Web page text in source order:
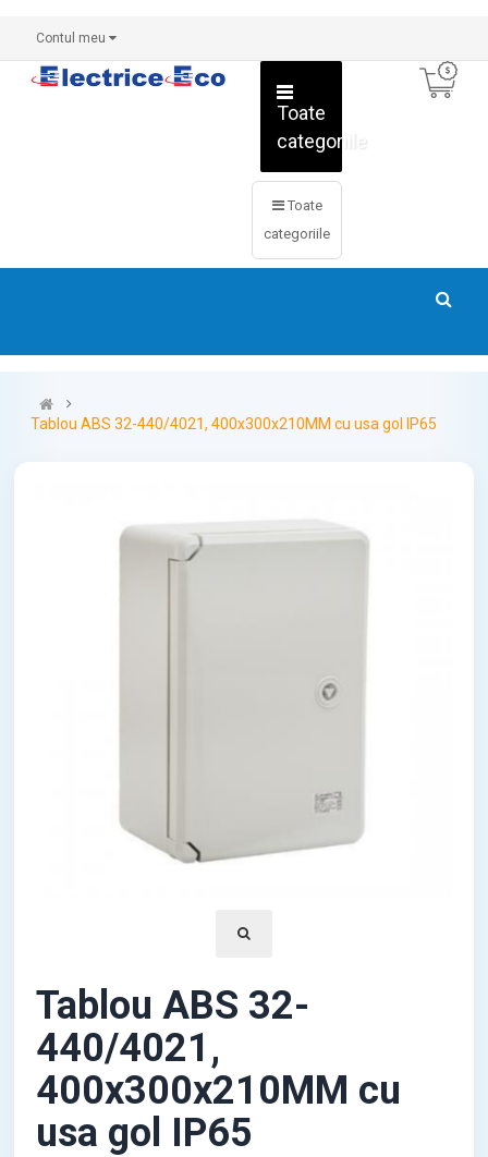
Contul meu
Toate
categoriile
Toate
categoriile
Tablou ABS 32-440/4021, 400x300x210MM cu usa gol IP65
Tablou ABS 32-
440/4021,
400x300x210MM cu
usa gol IP65